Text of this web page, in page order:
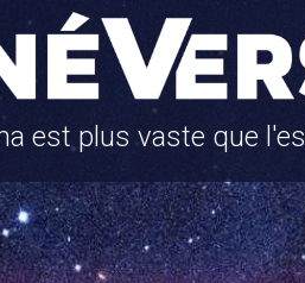
est plus vaste que